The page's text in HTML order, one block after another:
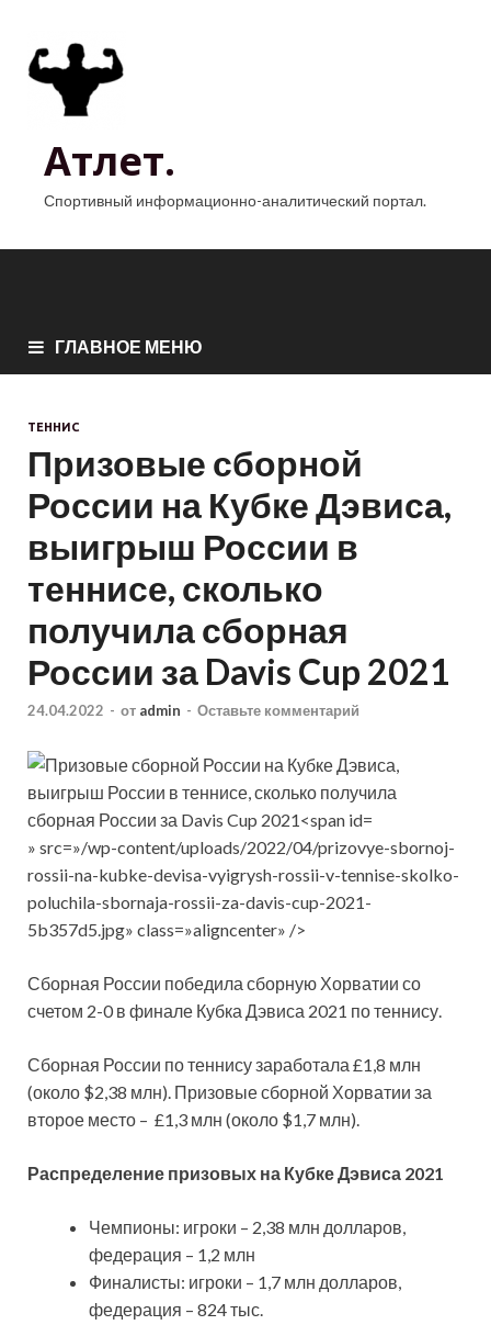
Атлет.
Спортивный информационно-аналитический портал.
ГЛАВНОЕ МЕНЮ
ТЕННИС
Призовые сборной
России на Кубке Дэвиса,
выигрыш России в
теннисе, сколько
получила сборная
России за Davis Cup 2021
24.04.2022 - от admin - Оставьте комментарий
» src=»/wp-content/uploads/2022/04/prizovye-sbornoj-
rossii-na-kubke-devisa-vyigrysh-rossii-v-tennise-skolko-
poluchila-sbornaja-rossii-za-davis-cup-2021-
5b357d5.jpg» class=»aligncenter» />
Сборная России победила сборную Хорватии со
счетом 2-0 в финале Кубка Дэвиса 2021 по теннису.
Сборная России по теннису заработала £1,8 млн
(около $2,38 млн). Призовые сборной Хорватии за
второе место – £1,3 млн (около $1,7 млн).
Распределение призовых на Кубке Дэвиса 2021
Чемпионы: игроки – 2,38 млн долларов,
федерация – 1,2 млн
Финалисты: игроки – 1,7 млн долларов,
федерация – 824 тыс.